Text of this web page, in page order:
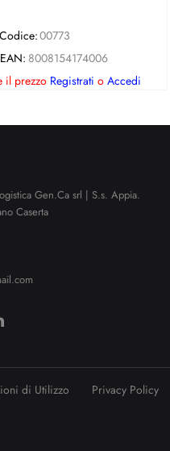
Codice:00773
8008154174006
il prezzo Registrati o Accedi
Gen.Ca srl | S.s. Appia.
Caserta
di Utilizzo Privacy Policy